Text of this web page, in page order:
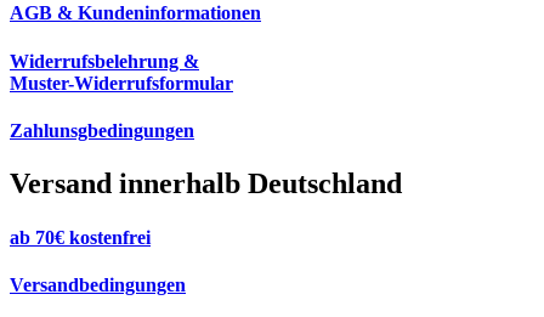
AGB & Kundeninformationen
Widerrufsbelehrung &
Muster-Widerrufsformular
Zahlunsgbedingungen
Versand innerhalb Deutschland
ab 70€ kostenfrei
Versandbedingungen